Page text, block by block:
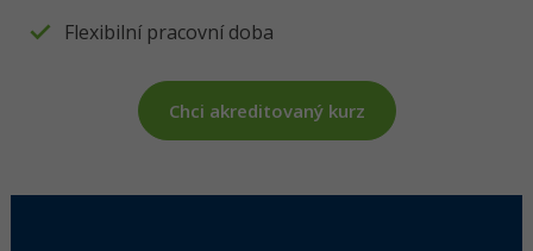
Flexibilní pracovní doba
Chci akreditovaný kurz